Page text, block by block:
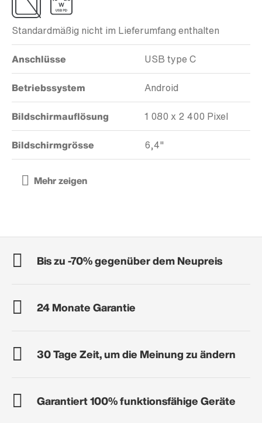
Standardmäßig nicht im Lieferumfang enthalten
Anschlüsse USB type C
Betriebssystem Android
Bildschirmauflösung 1 080 x 2 400 Pixel
Bildschirmgrösse 6,4"
Bis zu -70% gegenüber dem Neupreis
24 Monate Garantie
30 Tage Zeit, um die Meinung zu ändern
Garantiert 100% funktionsfähige Geräte